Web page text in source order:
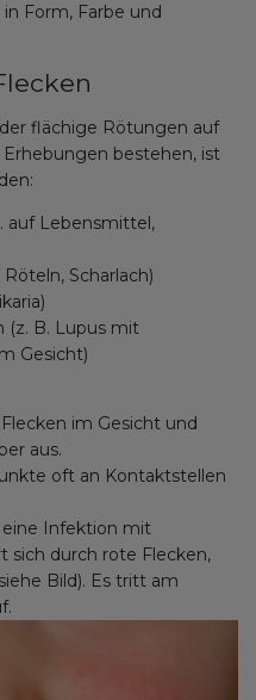
Form, Farbe und
flächige Rötungen auf
bestehen, ist
auf Lebensmittel,
Scharlach)
(z. B. Lupus mit
Gesicht)
im Gesicht und
aus.
oft an Kontaktstellen
Infektion mit
sich durch rote Flecken,
Bild). Es tritt am